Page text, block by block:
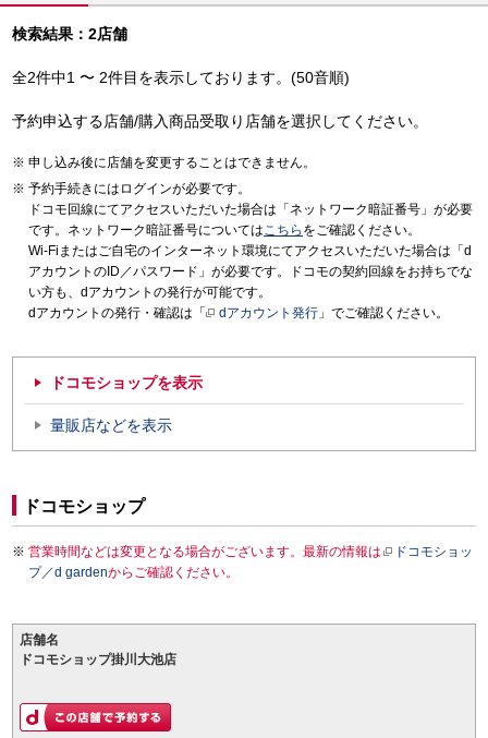
検索結果：2店舗
全2件中1 〜 2件目を表示しております。(50音順)
予約申込する店舗/購入商品受取り店舗を選択してください。
申し込み後に店舗を変更することはできません。
予約手続きにはログインが必要です。
ドコモ回線にてアクセスいただいた場合は「ネットワーク暗証番号」が必要
です。ネットワーク暗証番号についてはこちら をご確認ください。
Wi-Fiまたはご自宅のインターネット環境にてアクセスいただいた場合は「d
アカウントのID／パスワード」が必要です。ドコモの契約回線をお持ちでな
い方も、dアカウントの発行が可能です。
dアカウントの発行・確認は「
dアカウント発行 」でご確認ください。
ドコモショップを表示
量販店などを表示
ドコモショップ
営業時間などは変更となる場合がございます。最新の情報は
ドコモショッ
プ／d gardenからご確認ください。
店舗名
ドコモショップ掛川大池店